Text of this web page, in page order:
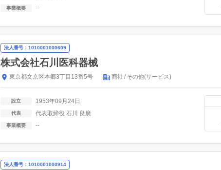
事業概要 --
法人番号：1010001000609
株式会社石川医科器械
東京都文京区本郷3丁目13番5号 商社 その他(サービス)
設立 1953年09月24日
代表 代表取締役 石川 良廣
事業概要 --
法人番号：1010001000914